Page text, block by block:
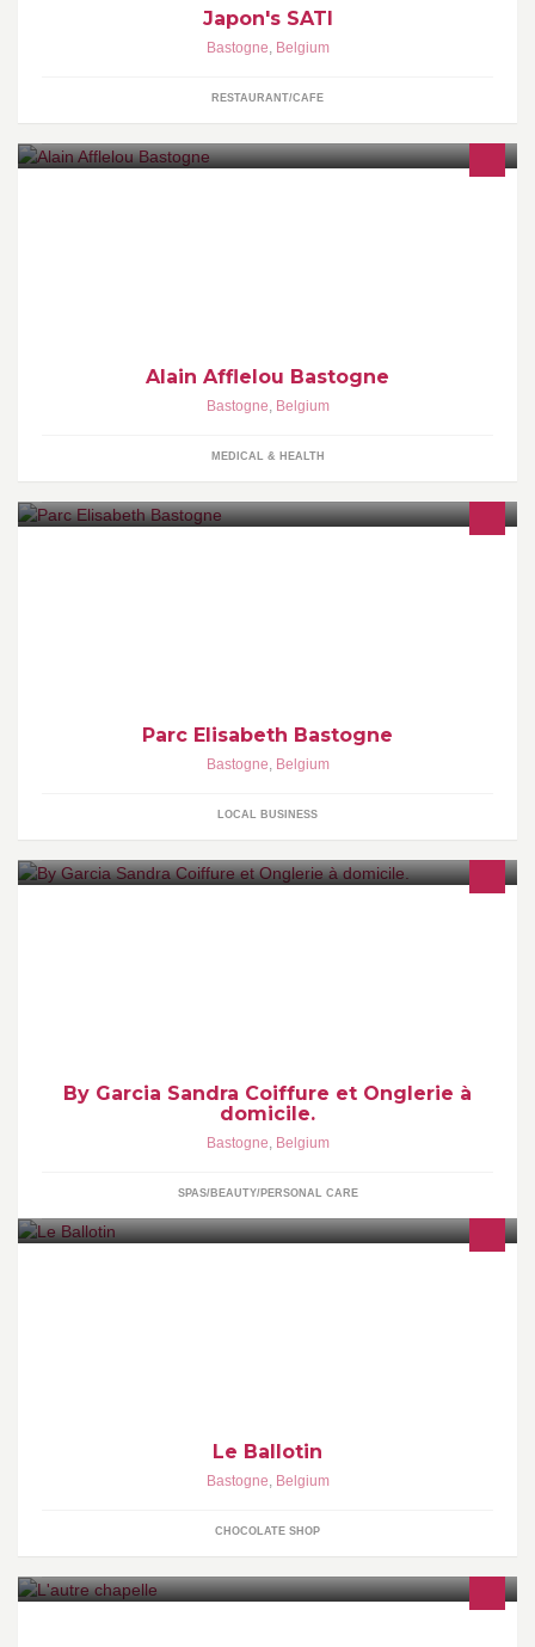
Japon's SATI
Bastogne, Belgium
RESTAURANT/CAFE
Alain Afflelou Bastogne
Bastogne, Belgium
MEDICAL & HEALTH
Parc Elisabeth Bastogne
Bastogne, Belgium
LOCAL BUSINESS
By Garcia Sandra Coiffure et Onglerie à
domicile.
Bastogne, Belgium
SPAS/BEAUTY/PERSONAL CARE
Le Ballotin
Bastogne, Belgium
CHOCOLATE SHOP